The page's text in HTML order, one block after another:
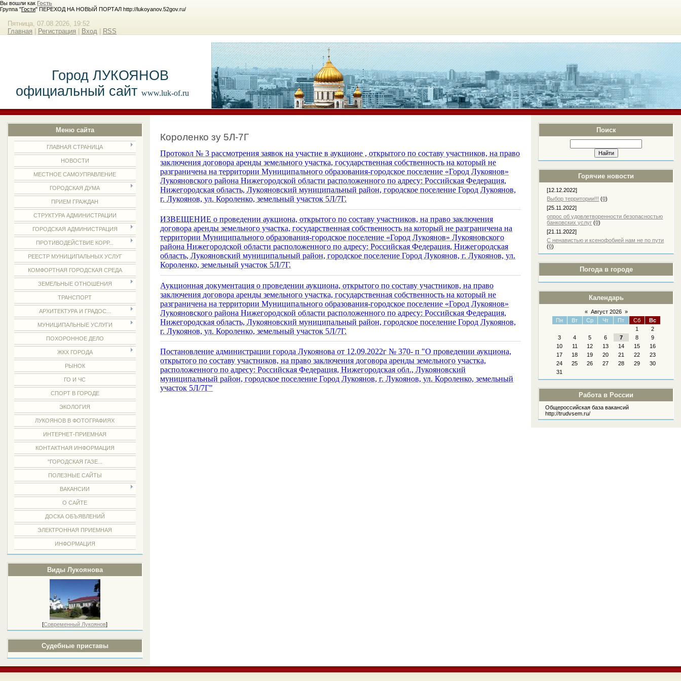
Вы вошли как Гость
Группа "Гости" ПЕРЕХОД НА НОВЫЙ ПОРТАЛ http://lukoyanov.52gov.ru/
Пятница, 07.08.2026, 19:52
Главная
Регистрация Вход RSS
Город ЛУКОЯНОВ
официальный сайт www.luk-of.ru
Меню сайта
ГЛАВНАЯ СТРАНИЦА
НОВОСТИ
МЕСТНОЕ САМОУПРАВЛЕНИЕ
ГОРОДСКАЯ ДУМА
ПРИЕМ ГРАЖДАН
СТРУКТУРА АДМИНИСТРАЦИИ
ГОРОДСКАЯ АДМИНИСТРАЦИЯ
ПРОТИВОДЕЙСТВИЕ КОРР...
РЕЕСТР МУНИЦИПАЛЬНЫХ УСЛУГ
КОМФОРТНАЯ ГОРОДСКАЯ СРЕДА
ЗЕМЕЛЬНЫЕ ОТНОШЕНИЯ
ТРАНСПОРТ
АРХИТЕКТУРА И ГРАДОС...
МУНИЦИПАЛЬНЫЕ УСЛУГИ
ПОХОРОННОЕ ДЕЛО
ЖКХ ГОРОДА
РЫНОК
ГО И ЧС
СПОРТ В ГОРОДЕ
ЭКОЛОГИЯ
ЛУКОЯНОВ В ФОТОГРАФИЯХ
ИНТЕРНЕТ-ПРИЕМНАЯ
КОНТАКТНАЯ ИНФОРМАЦИЯ
"ГОРОДСКАЯ ГАЗЕ...
ПОЛЕЗНЫЕ САЙТЫ
ВАКАНСИИ
О САЙТЕ
ДОСКА ОБЪЯВЛЕНИЙ
ЭЛЕКТРОННАЯ ПРИЕМНАЯ
ИНФОРМАЦИЯ
Виды Лукоянова
[Современный Лукоянов]
Судебные приставы
Поиск
Горячие новости
[12.12.2022]
Выбор территории!!! (0)
[25.11.2022]
опрос об удовлетворенности безопасностью
банковских услуг (0)
[21.11.2022]
С ненавистью и ксенофобией нам не по пути
(0)
Погода в городе
Календарь
« Август 2026 »
Пн
Вт Ср Чт Пт Сб
Вс
1
2
3
4 5 6 7 8
9
10
11 12 13 14 15
16
17
18 19 20 21 22
23
24
25 26 27 28 29
30
31
Работа в России
Общероссийская база вакансий
http://trudvsem.ru/
Короленко зу 5Л-7Г
Протокол № 3 рассмотрения заявок на участие в аукционе , открытого по составу участников, на право
заключения договора аренды земельного участка, государственная собственность на который не
разграничена на территории Муниципального образования-городское поселение «Город Лукоянов»
Лукояновского района Нижегородской области расположенного по адресу: Российская Федерация,
Нижегородская область, Лукояновский муниципальный район, городское поселение Город Лукоянов,
г. Лукоянов, ул. Короленко, земельный участок 5Л/7Г.
ИЗВЕЩЕНИЕ о проведении аукциона, открытого по составу участников, на право заключения
договора аренды земельного участка, государственная собственность на который не разграничена на
территории Муниципального образования-городское поселение «Город Лукоянов» Лукояновского
района Нижегородской области расположенного по адресу: Российская Федерация, Нижегородская
область, Лукояновский муниципальный район, городское поселение Город Лукоянов, г. Лукоянов, ул.
Короленко, земельный участок 5Л/7Г.
Аукционная документация о проведении аукциона, открытого по составу участников, на право
заключения договора аренды земельного участка, государственная собственность на который не
разграничена на территории Муниципального образования-городское поселение «Город Лукоянов»
Лукояновского района Нижегородской области расположенного по адресу: Российская Федерация,
Нижегородская область, Лукояновский муниципальный район, городское поселение Город Лукоянов,
г. Лукоянов, ул. Короленко, земельный участок 5Л/7Г.
Постановление администрации города Лукоянова от 12.09.2022г № 370- п "О проведении аукциона,
открытого по составу участников, на право заключения договора аренды земельного участка,
расположенного по адресу: Российская Федерация, Нижегородская обл., Лукояновский
муниципальный район, городское поселение Город Лукоянов, г. Лукоянов, ул. Короленко, земельный
участок 5Л/7Г"